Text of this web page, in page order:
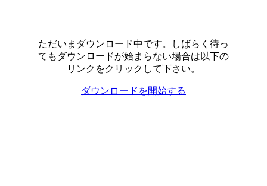
ただいまダウンロード中です。しばらく待っ
てもダウンロードが始まらない場合は以下の
リンクをクリックして下さい。
ダウンロードを開始する